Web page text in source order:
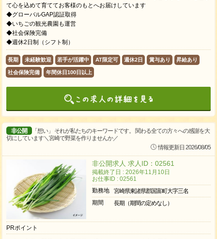
て心を込めて育ててお客様のもとへお届けしています
◆グローバルGAP認証取得
◆いちごの観光農園も運営
◆社会保険完備
◆週休2日制（シフト制）
長期 未経験歓迎 若手が活躍中 AT限定可 週休2日 賞与あり 昇給あり
社会保険完備 年間休日100日以上
非公開
「想い」 それが私たちのキーワードです。 関わる全ての方々への感謝を大
切にしています＼宮崎で野菜を作りませんか／
情報更新日 2026/08/05
非公開求人 求人ID：02561
掲載終了日 : 2026年11月10日
お仕事ID : 02561
勤務地
宮崎県東諸県郡国富町大字三名
期間
長期（期間の定めなし）
PRポイント